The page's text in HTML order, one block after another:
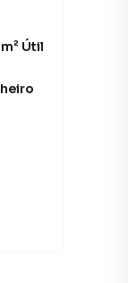
Útil